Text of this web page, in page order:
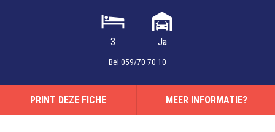
3 Ja
Bel 059/70 70 10
PRINT DEZE FICHE MEER INFORMATIE?